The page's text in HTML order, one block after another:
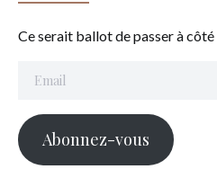
Ce serait ballot de passer à
Abonnez-vous